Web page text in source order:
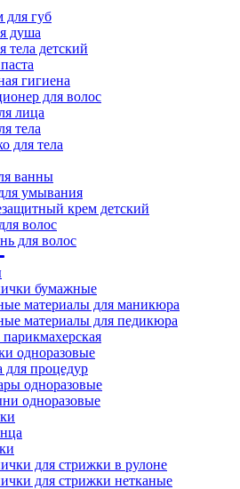
для губ
душа
тела детский
гигиена
для волос
лица
тела
для тела
ванны
умывания
крем детский
волос
для волос
бумажные
материалы для маникюра
материалы для педикюра
одноразовые
для процедур
одноразовые
одноразовые
для стрижки в рулоне
для стрижки нетканые